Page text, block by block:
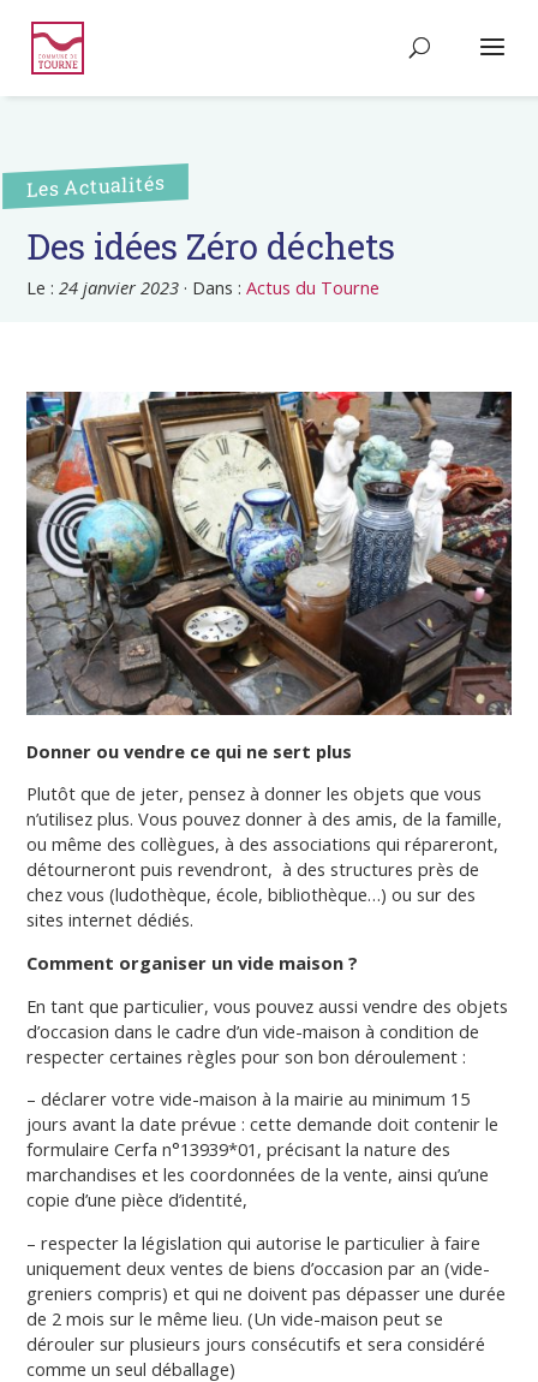
Les Actualités
Des idées Zéro déchets
Le :24 janvier 2023 · Dans :Actus du Tourne
Donner ou vendre ce qui ne sert plus
Plutôt que de jeter, pensez à donner les objets que vous
n’utilisez plus. Vous pouvez donner à des amis, de la famille,
ou même des collègues, à des associations qui répareront,
détourneront puis revendront, à des structures près de
chez vous (ludothèque, école, bibliothèque…) ou sur des
sites internet dédiés.
Comment organiser un vide maison ?
En tant que particulier, vous pouvez aussi vendre des objets
d’occasion dans le cadre d’un vide-maison à condition de
respecter certaines règles pour son bon déroulement :
– déclarer votre vide-maison à la mairie au minimum 15
jours avant la date prévue : cette demande doit contenir le
formulaire Cerfa n°13939*01, précisant la nature des
marchandises et les coordonnées de la vente, ainsi qu’une
copie d’une pièce d’identité,
– respecter la législation qui autorise le particulier à faire
uniquement deux ventes de biens d’occasion par an (vide-
greniers compris) et qui ne doivent pas dépasser une durée
de 2 mois sur le même lieu. (Un vide-maison peut se
dérouler sur plusieurs jours consécutifs et sera considéré
comme un seul déballage)